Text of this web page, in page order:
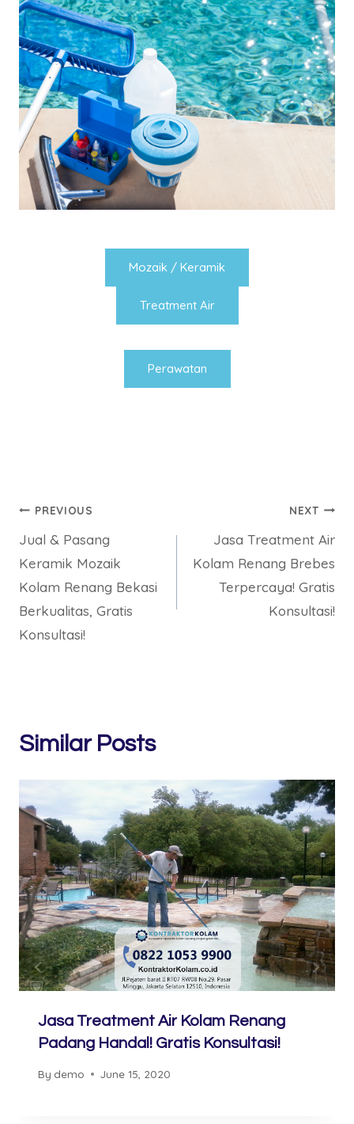
Mozaik / Keramik
Treatment Air
Perawatan
Post
navigation
PREVIOUS
Jual & Pasang
Keramik Mozaik
Kolam Renang Bekasi
Berkualitas, Gratis
Konsultasi!
NEXT
Jasa Treatment Air
Kolam Renang Brebes
Terpercaya! Gratis
Konsultasi!
Similar Posts
Jasa Treatment Air Kolam Renang
Padang Handal! Gratis Konsultasi!
By demo June 15, 2020